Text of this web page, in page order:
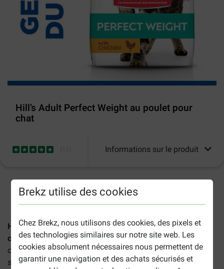
Brekz utilise des cookies
Chez Brekz, nous utilisons des cookies, des pixels et
des technologies similaires sur notre site web. Les
cookies absolument nécessaires nous permettent de
garantir une navigation et des achats sécurisés et
Hill’s Adult Perfect Weight au poulet pour
chat
Informations sur le produit
2-5 jours ouvrables estimés, sauf indication contraire.
Hill's Science Plan Adult Perfect Weight au poulet pour
chatest une nourriture sèche et savoureuse, spécialement
conçue pour les chats de plus d' 1 an qui ont besoin de
soutien pour maintenir leur poids idéal.